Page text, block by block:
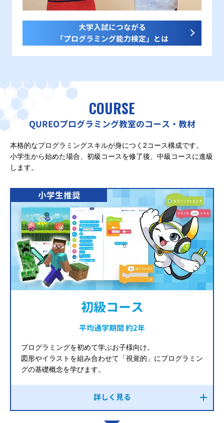
大学入試につながる
「プログラミング能力検定」とは
COURSE
QUREOプログラミング教室のコース・教材
本格的なプログラミングスキルが身につく2コース構成です。
小学生から始めた場合、初級コースを修了後、中級コースに進級
します。
小学生推奨
初級コース
平均通学期間 約2年
プログラミングを初めて学ぶお子様向け。
図形やイラストを組み合わせて「視覚的」にプログラミン
グの基礎概念を学びます。
詳しく見る